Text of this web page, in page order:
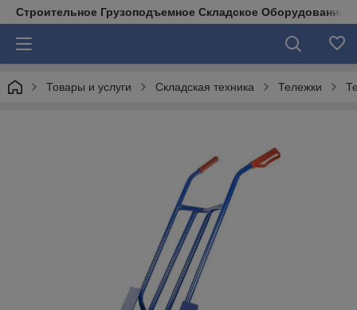
Строительное Грузоподъемное Складское Оборудование
Товары и услуги Складская техника Тележки